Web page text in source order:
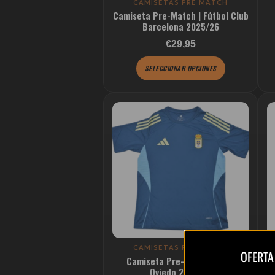
CAMISETAS PRE MATCH
Camiseta Pre-Match | Fútbol Club
Barcelona 2025/26
€29,95
SELECCIONAR OPCIONES
en
la
de
producto
CAMISETAS PRE MATCH
Camiseta Pre-Match | Real
Oviedo 2025/26
Este
producto
tiene
múltiples
variantes.
opciones
pueden
elegir
en